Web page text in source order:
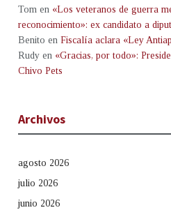
Tom en «Los veteranos de guerra
reconocimiento»: ex candidato a
Benito en Fiscalía aclara «Ley
Rudy en «Gracias, por todo»:
Chivo Pets
Archivos
agosto 2026
julio 2026
junio 2026